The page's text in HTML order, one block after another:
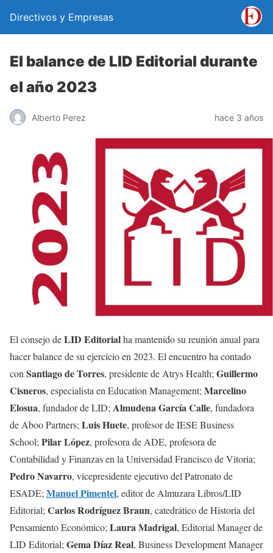
Directivos y Empresas
El balance de LID Editorial durante
el año 2023
Alberto Perez hace 3 años
El consejo deLID Editorialha mantenido su reunión anual para
hacer balance de su ejercicio en 2023. El encuentro ha contado
con Santiago de Torres, presidente de Atrys Health; Guillermo
Cisneros, especialista en Education Management; Marcelino
Elosua, fundador de LID; Almudena García Calle, fundadora
de Aboo Partners; Luis Huete, profesor de IESE Business
School; Pilar López, profesora de ADE, profesora de
Contabilidad y Finanzas en la Universidad Francisco de Vitoria;
Pedro Navarro, vicepresidente ejecutivo del Patronato de
ESADE; Manuel Pimentel, editor de Almuzara Libros/LID
Editorial; Carlos Rodríguez Braun, catedrático de Historia del
Pensamiento Económico; Laura Madrigal, Editorial Manager de
LID Editorial; Gema Díaz Real, Business Development Manager